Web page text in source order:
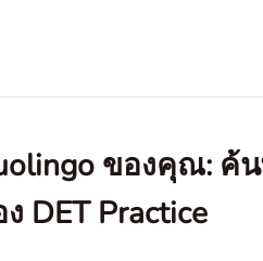
ของคุณ: ค้
DET Practice